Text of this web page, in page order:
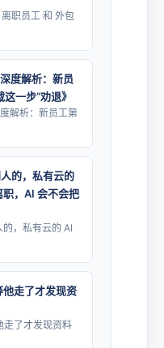
职员工 和 外包
度解析：新员
一步”劝退》
解析：新员工第
的，私有云的
，AI 会不会把
，私有云的 AI
走了才发现资
走了才发现资料